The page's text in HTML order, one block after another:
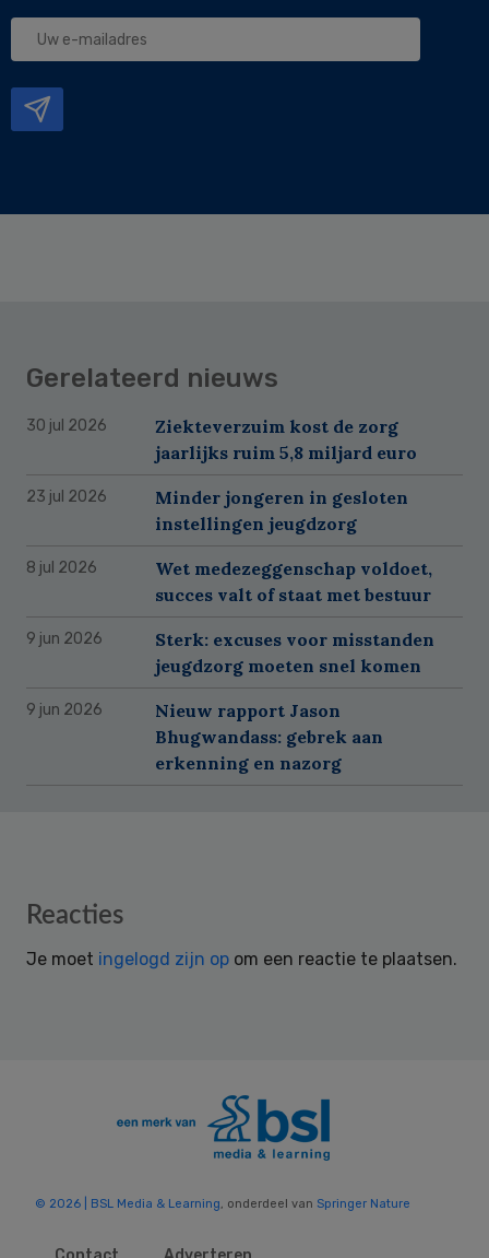
Uw
Gerelateerd nieuws
30 jul 2026
Ziekteverzuim kost de zorg
jaarlijks ruim 5,8 miljard euro
23 jul 2026
Minder jongeren in gesloten
instellingen jeugdzorg
8 jul 2026
Wet medezeggenschap voldoet,
succes valt of staat met bestuur
9 jun 2026
Sterk: excuses voor misstanden
jeugdzorg moeten snel komen
9 jun 2026
Nieuw rapport Jason
Bhugwandass: gebrek aan
erkenning en nazorg
Reader
Reacties
Je moet ingelogd zijn op om een reactie te plaatsen.
© 2026 | BSL Media & Learning , onderdeel van Springer Nature